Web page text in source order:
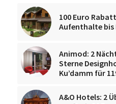
100 Euro
Aufenthalte bis
Animod: 2
Sterne
Ku’damm für
A&O Hotels: 2